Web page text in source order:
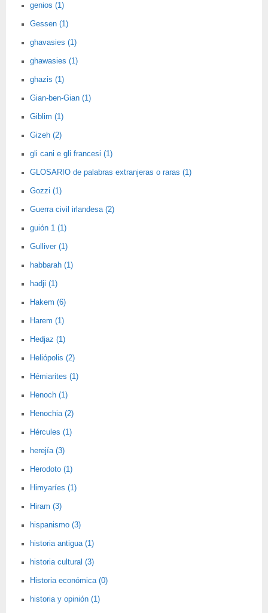
genios (1)
Gessen (1)
ghavasies (1)
ghawasies (1)
ghazis (1)
Gian-ben-Gian (1)
Giblim (1)
Gizeh (2)
gli cani e gli francesi (1)
GLOSARIO de palabras extranjeras o raras (1)
Gozzi (1)
Guerra civil irlandesa (2)
guión 1 (1)
Gulliver (1)
habbarah (1)
hadji (1)
Hakem (6)
Harem (1)
Hedjaz (1)
Heliópolis (2)
Hémiarites (1)
Henoch (1)
Henochia (2)
Hércules (1)
herejía (3)
Herodoto (1)
Himyaríes (1)
Hiram (3)
hispanismo (3)
historia antigua (1)
historia cultural (3)
Historia económica (0)
historia y opinión (1)